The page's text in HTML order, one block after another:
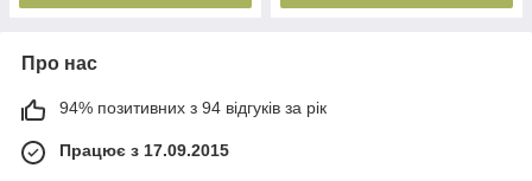
Про нас
94% позитивних з 94 відгуків за рік
Працює з 17.09.2015